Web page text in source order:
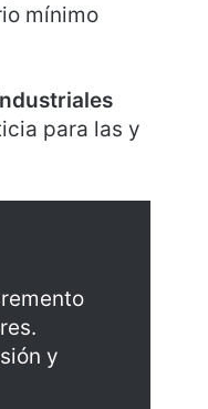
mínimo
para las y
y